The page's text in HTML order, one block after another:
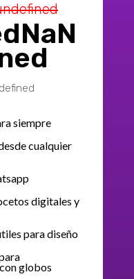
siempre
cualquier
digitales y
para diseño
globos